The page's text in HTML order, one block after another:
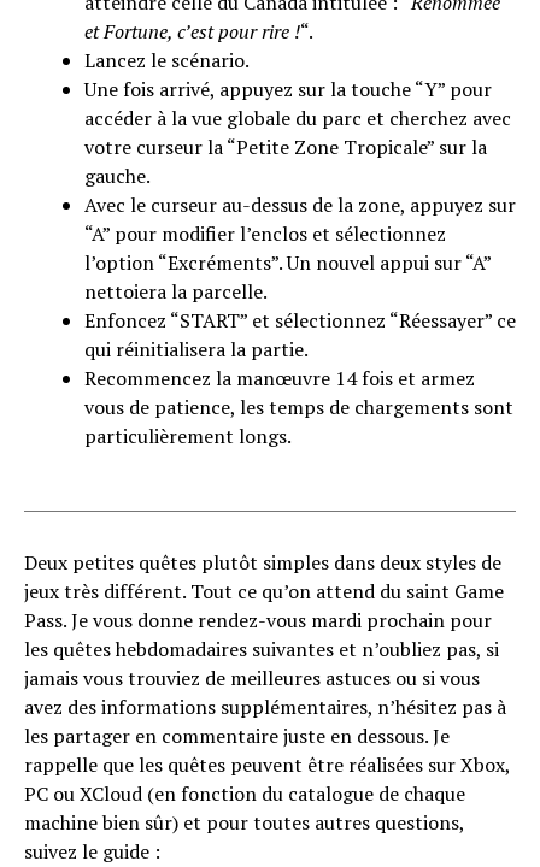
et Fortune, c’est pour rire !“.
Lancez le scénario.
Une fois arrivé, appuyez sur la touche “Y” pour
accéder à la vue globale du parc et cherchez avec
votre curseur la “Petite Zone Tropicale” sur la
gauche.
Avec le curseur au-dessus de la zone, appuyez sur
“A” pour modifier l’enclos et sélectionnez
l’option “Excréments”. Un nouvel appui sur “A”
nettoiera la parcelle.
Enfoncez “START” et sélectionnez “Réessayer” ce
qui réinitialisera la partie.
Recommencez la manœuvre 14 fois et armez
vous de patience, les temps de chargements sont
particulièrement longs.
Deux petites quêtes plutôt simples dans deux styles de
jeux très différent. Tout ce qu’on attend du saint Game
Pass. Je vous donne rendez-vous mardi prochain pour
les quêtes hebdomadaires suivantes et n’oubliez pas, si
jamais vous trouviez de meilleures astuces ou si vous
avez des informations supplémentaires, n’hésitez pas à
les partager en commentaire juste en dessous. Je
rappelle que les quêtes peuvent être réalisées sur Xbox,
PC ou XCloud (en fonction du catalogue de chaque
machine bien sûr) et pour toutes autres questions,
suivez le guide :